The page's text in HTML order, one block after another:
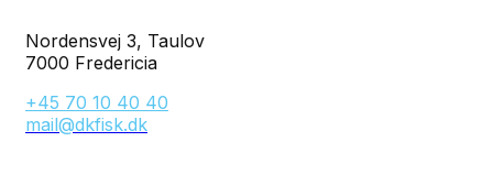
Nordensvej 3, Taulov
7000 Fredericia
+45 70 10 40 40
mail@dkfisk.dk